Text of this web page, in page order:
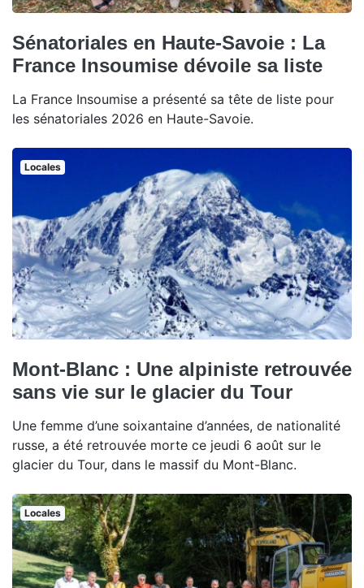
Sénatoriales en Haute-Savoie : La
France Insoumise dévoile sa liste
La France Insoumise a présenté sa tête de liste pour
les sénatoriales 2026 en Haute-Savoie.
Locales
Mont-Blanc : Une alpiniste retrouvée
sans vie sur le glacier du Tour
Une femme d’une soixantaine d’années, de nationalité
russe, a été retrouvée morte ce jeudi 6 août sur le
glacier du Tour, dans le massif du Mont-Blanc.
Locales